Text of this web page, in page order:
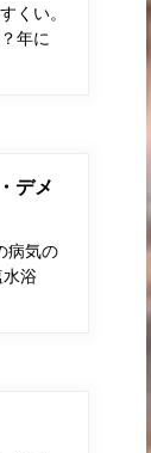
くい。
年に
デメ
病気の
浴